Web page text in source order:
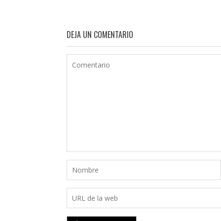
DEJA UN COMENTARIO